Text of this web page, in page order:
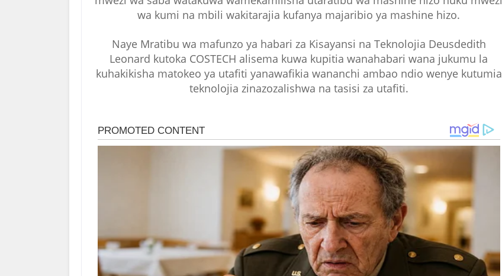
wa kumi na mbili wakitarajia kufanya majaribio ya mashine hizo.
Naye Mratibu wa mafunzo ya habari za Kisayansi na Teknolojia Deusdedith
Leonard kutoka COSTECH alisema kuwa kupitia wanahabari wana jukumu la
kuhakikisha matokeo ya utafiti yanawafikia wananchi ambao ndio wenye kutumia
teknolojia zinazozalishwa na tasisi za utafiti.